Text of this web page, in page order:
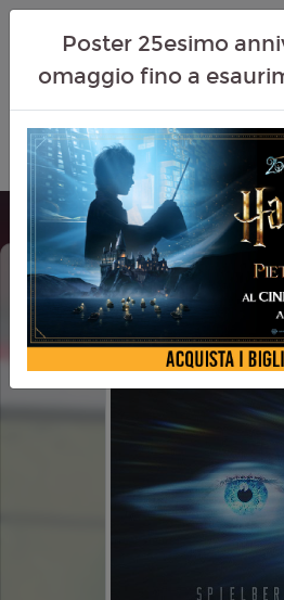
DISCLOSURE DAY
Poster 25esimo
omaggio fino a